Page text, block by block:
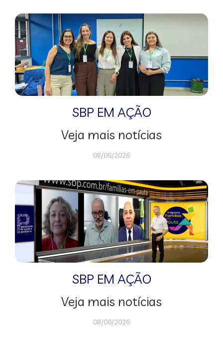
SBP EM AÇÃO
Veja mais notícias
08/06/2026
SBP EM AÇÃO
Veja mais notícias
08/06/2026